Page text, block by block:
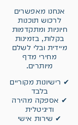
אנחנו מאפשרים
לרכוש תוכנות
חיוניות ומתקדמות
בקלות, בזמינות
מיידית ובלי לשלם
מחירי מדף
מיותרים.
✔ רישיונות מקוריים
בלבד
✔ אספקה מהירה
ודיגיטלית
✔ שירות אישי